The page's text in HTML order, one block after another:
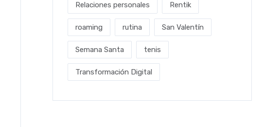
Relaciones personales Rentik
roaming rutina San Valentín
Semana Santa tenis
Transformación Digital